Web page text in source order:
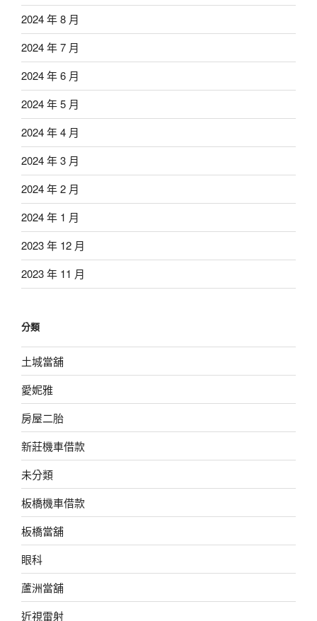
2024 年 8 月
2024 年 7 月
2024 年 6 月
2024 年 5 月
2024 年 4 月
2024 年 3 月
2024 年 2 月
2024 年 1 月
2023 年 12 月
2023 年 11 月
分類
土城當舖
愛妮雅
房屋二胎
新莊機車借款
未分類
板橋機車借款
板橋當舖
眼科
蘆洲當舖
近視雷射